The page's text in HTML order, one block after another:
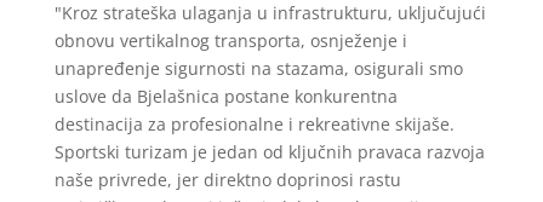
"Kroz strateška ulaganja u infrastrukturu, uključujući
obnovu vertikalnog transporta, osnježenje i
unapređenje sigurnosti na stazama, osigurali smo
uslove da Bjelašnica postane konkurentna
destinacija za profesionalne i rekreativne skijaše.
Sportski turizam je jedan od ključnih pravaca razvoja
naše privrede, jer direktno doprinosi rastu